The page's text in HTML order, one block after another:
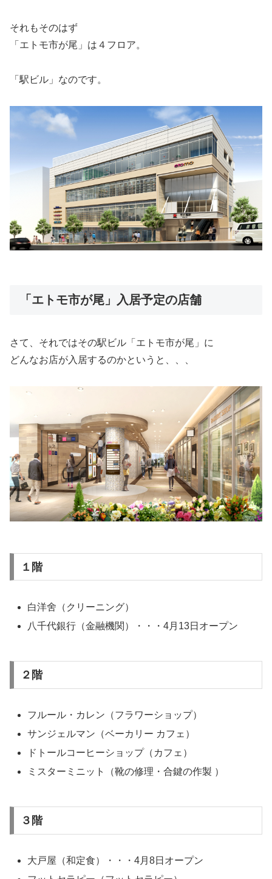
それもそのはず
「エトモ市が尾」は４フロア。
「駅ビル」なのです。
「エトモ市が尾」入居予定の店舗
さて、それではその駅ビル「エトモ市が尾」に
どんなお店が入居するのかというと、、、
１階
白洋舍（クリーニング）
八千代銀行（金融機関）・・・4月13日オープン
２階
フルール・カレン（フラワーショップ）
サンジェルマン（ベーカリー カフェ）
ドトールコーヒーショップ（カフェ）
ミスターミニット（靴の修理・合鍵の作製 ）
３階
大戸屋（和定食）・・・4月8日オープン